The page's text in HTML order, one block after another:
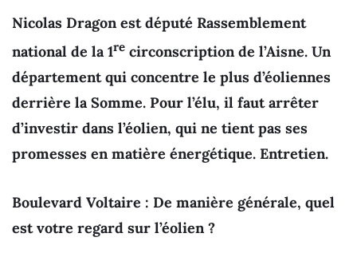
Nicolas Dragon est député Rassemblement
national de la 1re circonscription de l’Aisne. Un
département qui concentre le plus d’éoliennes
derrière la Somme. Pour l’élu, il faut arrêter
d’investir dans l’éolien, qui ne tient pas ses
promesses en matière énergétique. Entretien.
Boulevard Voltaire : De manière générale, quel
est votre regard sur l’éolien ?